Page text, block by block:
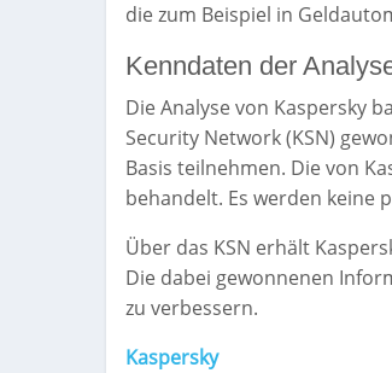
die zum Beispiel in
Kenndaten der
Die Analyse von Kaspersky
Security Network (KSN)
Basis teilnehmen. Die von
behandelt. Es werden keine
Über das KSN erhält
Die dabei gewonnenen
zu verbessern.
Kaspersky